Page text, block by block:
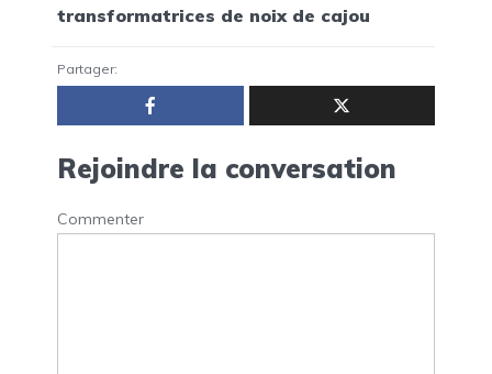
transformatrices de noix de cajou
Partager:
Rejoindre la conversation
Commenter